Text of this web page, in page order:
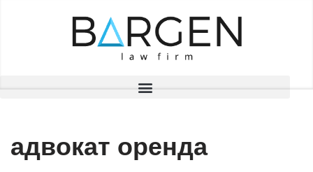
адвокат оренда